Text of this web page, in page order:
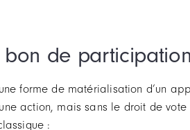
bon de
forme de matérialisation d’un
action, mais sans le droit de
: